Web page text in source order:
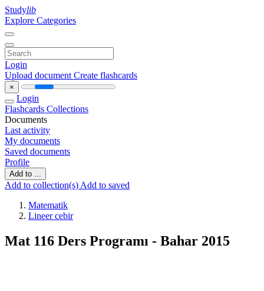
Studylib
Explore Categories
Login
Upload document Create flashcards
×
Login
Flashcards Collections
Documents
Last activity
My documents
Saved documents
Profile
Add to ...
Add to collection(s) Add to saved
Matematik
Lineer cebir
Mat 116 Ders Programı - Bahar 2015